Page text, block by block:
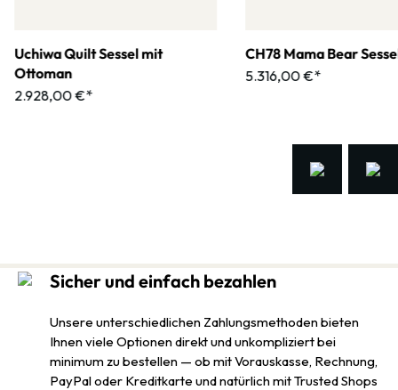
Uchiwa Quilt Sessel mit
Ottoman
2.928,00 €*
CH78 Mama Bear
5.316,00 €*
Sicher und einfach bezahlen
Unsere unterschiedlichen Zahlungsmethoden bieten
Ihnen viele Optionen direkt und unkompliziert bei
minimum zu bestellen — ob mit Vorauskasse, Rechnung,
PayPal oder Kreditkarte und natürlich mit Trusted Shops